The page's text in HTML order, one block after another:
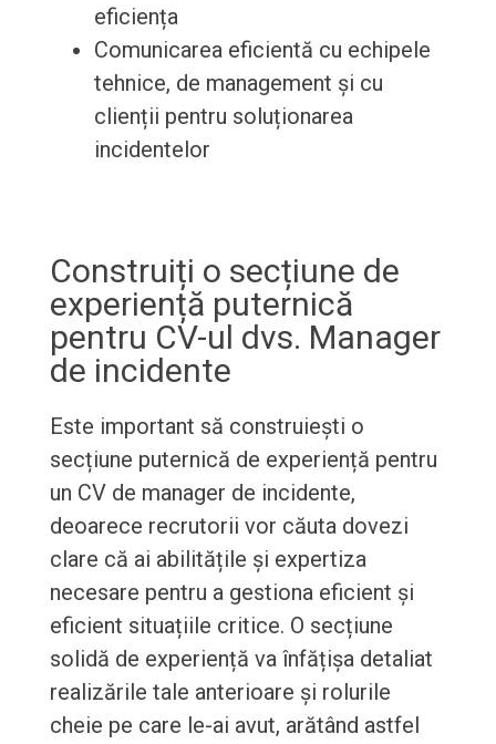
eficiența
Comunicarea eficientă cu echipele
tehnice, de management și cu
clienții pentru soluționarea
incidentelor
Construiți o secțiune de
experiență puternică
pentru CV-ul dvs. Manager
de incidente
Este important să construiești o
secțiune puternică de experiență pentru
un CV de manager de incidente,
deoarece recrutorii vor căuta dovezi
clare că ai abilitățile și expertiza
necesare pentru a gestiona eficient și
eficient situațiile critice. O secțiune
solidă de experiență va înfățișa detaliat
realizările tale anterioare și rolurile
cheie pe care le-ai avut, arătând astfel